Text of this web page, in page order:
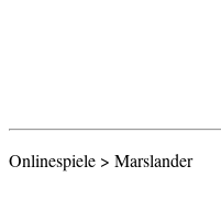
Onlinespiele > Marslander